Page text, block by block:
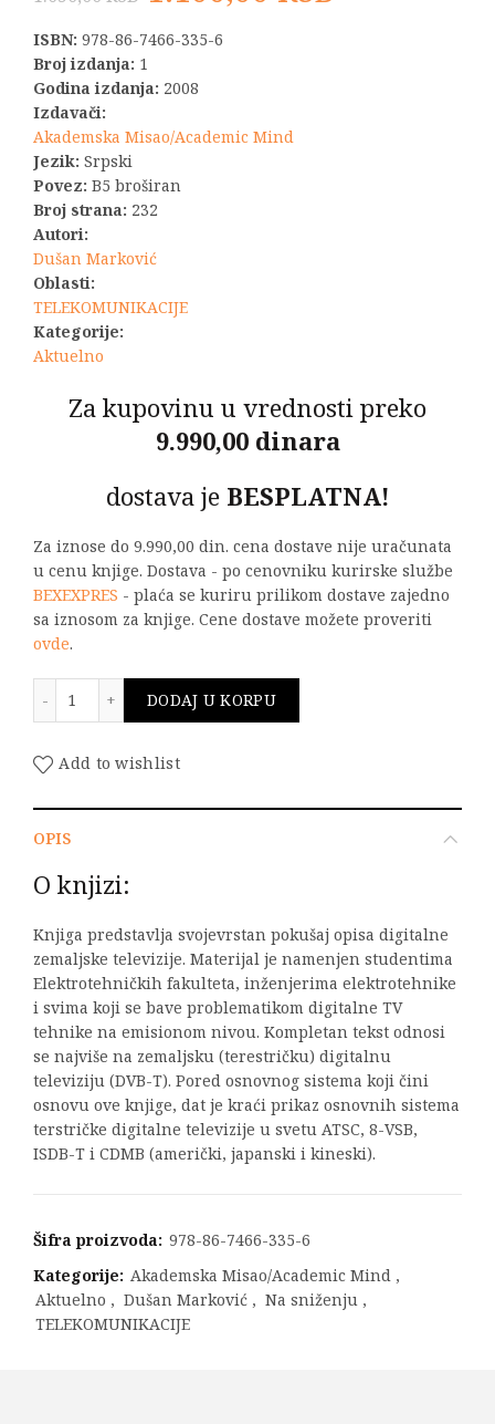
cena
je
bila:
1.650,00 RSD.
ISBN: 978-86-7466-335-6
Broj izdanja: 1
Godina izdanja: 2008
Izdavači:
Akademska Misao/Academic Mind
Jezik: Srpski
Povez: B5 broširan
Broj strana: 232
Autori:
Dušan Marković
Oblasti:
TELEKOMUNIKACIJE
Kategorije:
Aktuelno
Za kupovinu u vrednosti preko
9.990,00 dinara
dostava je BESPLATNA!
Za iznose do 9.990,00 din. cena dostave nije uračunata
u cenu knjige. Dostava - po cenovniku kurirske službe
BEXEXPRES - plaća se kuriru prilikom dostave zajedno
sa iznosom za knjige. Cene dostave možete proveriti
ovde.
DODAJ U KORPU
Add to wishlist
OPIS
O knjizi:
Knjiga predstavlja svojevrstan pokušaj opisa digitalne
zemaljske televizije. Materijal je namenjen studentima
Elektrotehničkih fakulteta, inženjerima elektrotehnike
i svima koji se bave problematikom digitalne TV
tehnike na emisionom nivou. Kompletan tekst odnosi
se najviše na zemaljsku (terestričku) digitalnu
televiziju (DVB-T). Pored osnovnog sistema koji čini
osnovu ove knjige, dat je kraći prikaz osnovnih sistema
terstričke digitalne televizije u svetu ATSC, 8-VSB,
ISDB-T i CDMB (američki, japanski i kineski).
Šifra proizvoda: 978-86-7466-335-6
Kategorije: Akademska Misao/Academic Mind ,
Aktuelno , Dušan Marković , Na sniženju ,
TELEKOMUNIKACIJE